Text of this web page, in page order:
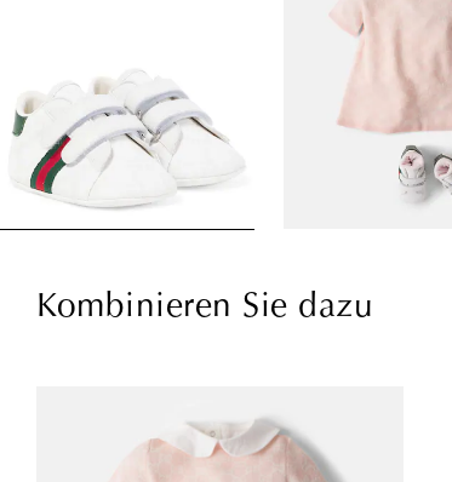
Kombinieren Sie dazu